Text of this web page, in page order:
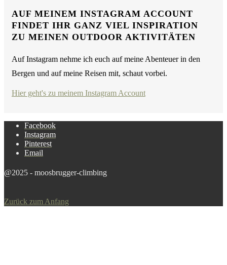
AUF MEINEM INSTAGRAM ACCOUNT
FINDET IHR GANZ VIEL INSPIRATION
ZU MEINEN OUTDOOR AKTIVITÄTEN
Auf Instagram nehme ich euch auf meine Abenteuer in den
Bergen und auf meine Reisen mit, schaut vorbei.
Hier geht's zu meinem Instagram Account
Facebook
Instagram
Pinterest
Email
@2025 - moosbrugger-climbing
Zurück zum Anfang